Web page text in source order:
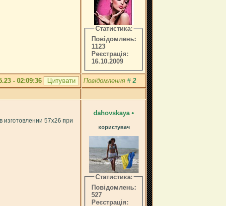
Статистика:
Повідомлень:
1123
Реєстрація:
16.10.2009
- 02:09:36 Повідомлення # 2
изготовлении 57х26 при
dahovskaya •
користувач
Статистика:
Повідомлень:
527
Реєстрація: